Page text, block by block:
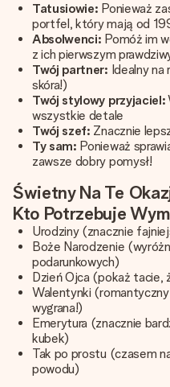
Tatusiowie: Ponieważ
portfel, który mają od
Absolwenci: Pomóż im
z ich pierwszym
Twój partner: Idealny
skóra!)
Twój stylowy przyjaciel:
wszystkie detale
Twój szef: Znacznie
Ty sam: Ponieważ
zawsze dobry pomysł!
Świetny Na Te
Kto Potrzebuje
Urodziny (znacznie
Boże Narodzenie
podarunkowych)
Dzień Ojca (pokaż tacie,
Walentynki
wygrana!)
Emerytura (znacznie
kubek)
Tak po prostu (czasem
powodu)